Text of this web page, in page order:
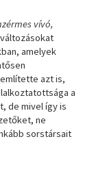
vívó,
amelyek
azt is,
a
de mivel így is
ne
sorstársait